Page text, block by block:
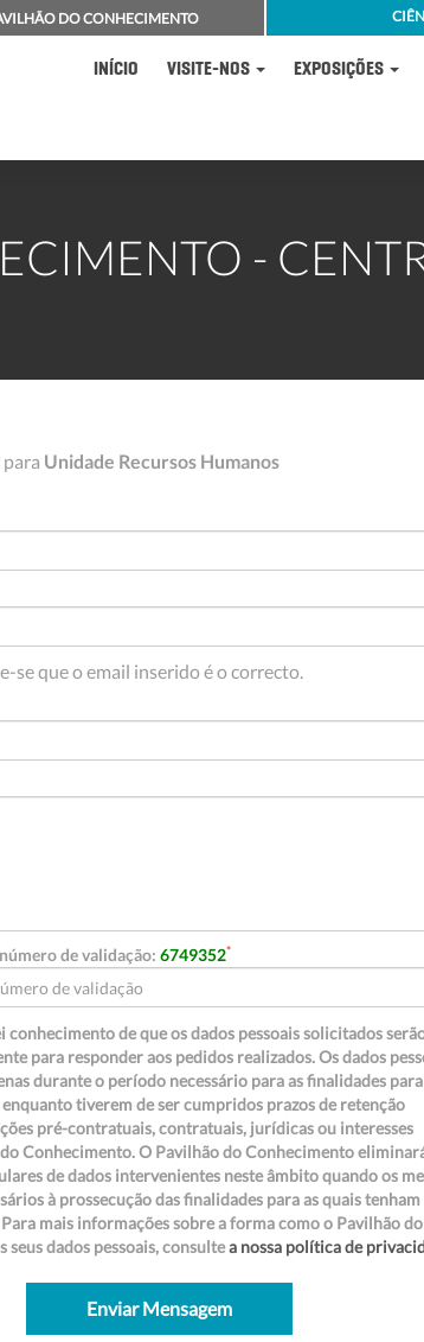
DO CONHECIMENTO
INÍCIO VISITE-NOS EXPOSIÇÕES
-
Unidade Recursos Humanos
se que o email inserido é o correcto.
de validação: 6749352*
de que os dados pessoais solicitados
para responder aos pedidos realizados. Os dados
durante o período necessário para as finalidades para
tiverem de ser cumpridos prazos de retenção
pré-contratuais, contratuais, jurídicas ou interesses
Conhecimento. O Pavilhão do Conhecimento
de dados intervenientes neste âmbito quando os
à prossecução das finalidades para as quais
mais informações sobre a forma como o Pavilhão do
dados pessoais, consultea nossa política de
Enviar Mensagem